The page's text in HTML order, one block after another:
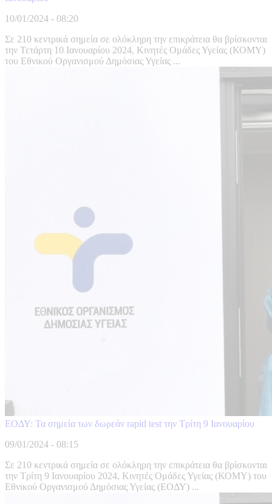
10/01/2024 - 08:20
Σε 210 κεντρικά σημεία σε ολόκληρη την επικράτεια θα βρίσκονται
την Τετάρτη 10 Ιανουαρίου 2024, Κινητές Ομάδες Υγείας (ΚΟΜΥ)
του Εθνικού Οργανισμού Δημόσιας Υγείας ...
ΕΟΔΥ: Τα σημεία των δωρεάν rapid test την Τρίτη 9 Ιανουαρίου
09/01/2024 - 08:15
Σε 210 κεντρικά σημεία σε ολόκληρη την επικράτεια θα βρίσκονται
την Τρίτη 9 Ιανουαρίου 2024, Κινητές Ομάδες Υγείας (ΚΟΜΥ) του
Εθνικού Οργανισμού Δημόσιας Υγείας (ΕΟΔΥ) ...